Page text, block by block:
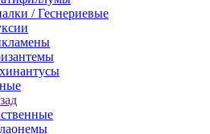
/ Геснериевые